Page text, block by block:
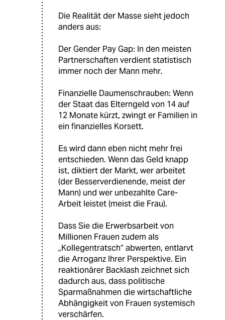
​Die Realität der Masse sieht jedoch
anders aus:
​Der Gender Pay Gap: In den meisten
Partnerschaften verdient statistisch
immer noch der Mann mehr.
​Finanzielle Daumenschrauben: Wenn
der Staat das Elterngeld von 14 auf
12 Monate kürzt, zwingt er Familien in
ein finanzielles Korsett.
​Es wird dann eben nicht mehr frei
entschieden. Wenn das Geld knapp
ist, diktiert der Markt, wer arbeitet
(der Besserverdienende, meist der
Mann) und wer unbezahlte Care-
Arbeit leistet (meist die Frau).
​Dass Sie die Erwerbsarbeit von
Millionen Frauen zudem als
„Kollegentratsch“ abwerten, entlarvt
die Arroganz Ihrer Perspektive. Ein
reaktionärer Backlash zeichnet sich
dadurch aus, dass politische
Sparmaßnahmen die wirtschaftliche
Abhängigkeit von Frauen systemisch
verschärfen.